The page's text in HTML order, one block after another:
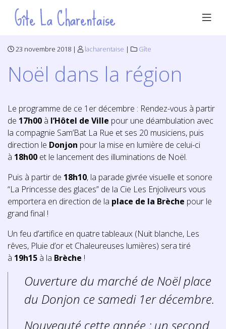
23 novembre 2018 | lacharentaise | Gîte
Noël dans la région
Le programme de ce 1er décembre : Rendez-vous à partir
de 17h00 à l’Hôtel de Ville pour une déambulation avec
la compagnie Sam’Bat La Rue et ses 20 musiciens, puis
direction le Donjon pour la mise en lumière de celui-ci
à 18h00 et le lancement des illuminations de Noël.
Puis à partir de 18h10, la parade givrée visuelle et sonore
“La Princesse des glaces” de la Cie Les Enjoliveurs vous
emportera en direction de la place de la Brèche pour le
grand final !
Un feu d’artifice en quatre tableaux (Nuit blanche, Les
rêves, Pluie d’or et Chaleureuses lumières) sera tiré
à 19h15 à la Brèche !
Ouverture du marché de Noël place
du Donjon ce samedi 1er décembre.
Nouveauté cette année : un second